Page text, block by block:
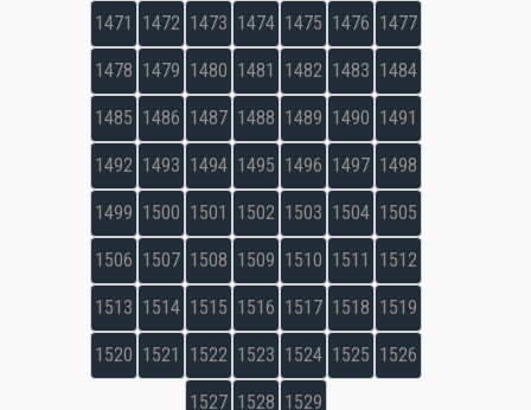
1471 1472 1473 1474 1475 1476 1477
1478 1479 1480 1481 1482 1483 1484
1485 1486 1487 1488 1489 1490 1491
1492 1493 1494 1495 1496 1497 1498
1499 1500 1501 1502 1503 1504 1505
1506 1507 1508 1509 1510 1511 1512
1513 1514 1515 1516 1517 1518 1519
1520 1521 1522 1523 1524 1525 1526
1527 1528 1529